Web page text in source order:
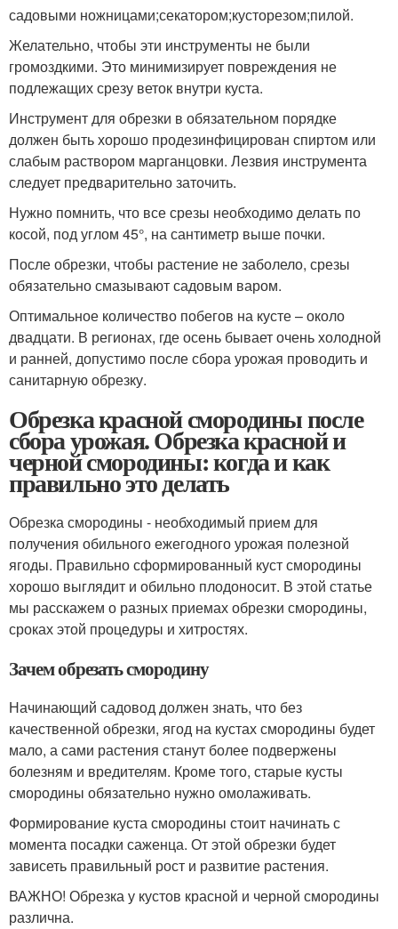
садовыми ножницами;секатором;кусторезом;пилой.
Желательно, чтобы эти инструменты не были
громоздкими. Это минимизирует повреждения не
подлежащих срезу веток внутри куста.
Инструмент для обрезки в обязательном порядке
должен быть хорошо продезинфицирован спиртом или
слабым раствором марганцовки. Лезвия инструмента
следует предварительно заточить.
Нужно помнить, что все срезы необходимо делать по
косой, под углом 45°, на сантиметр выше почки.
После обрезки, чтобы растение не заболело, срезы
обязательно смазывают садовым варом.
Оптимальное количество побегов на кусте – около
двадцати. В регионах, где осень бывает очень холодной
и ранней, допустимо после сбора урожая проводить и
санитарную обрезку.
Обрезка красной смородины после
сбора урожая. Обрезка красной и
черной смородины: когда и как
правильно это делать
Обрезка смородины - необходимый прием для
получения обильного ежегодного урожая полезной
ягоды. Правильно сформированный куст смородины
хорошо выглядит и обильно плодоносит. В этой статье
мы расскажем о разных приемах обрезки смородины,
сроках этой процедуры и хитростях.
Зачем обрезать смородину
Начинающий садовод должен знать, что без
качественной обрезки, ягод на кустах смородины будет
мало, а сами растения станут более подвержены
болезням и вредителям. Кроме того, старые кусты
смородины обязательно нужно омолаживать.
Формирование куста смородины стоит начинать с
момента посадки саженца. От этой обрезки будет
зависеть правильный рост и развитие растения.
ВАЖНО! Обрезка у кустов красной и черной смородины
различна.